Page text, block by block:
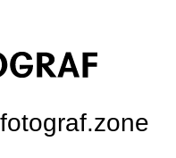
fotograf.zone